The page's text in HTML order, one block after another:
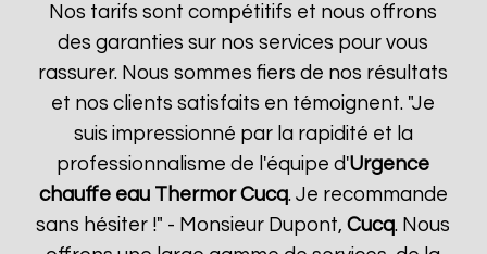
Nos tarifs sont compétitifs et nous offrons
des garanties sur nos services pour vous
rassurer. Nous sommes fiers de nos résultats
et nos clients satisfaits en témoignent. "Je
suis impressionné par la rapidité et la
professionnalisme de l'équipe d'Urgence
chauffe eau Thermor Cucq. Je recommande
sans hésiter !" - Monsieur Dupont,Cucq. Nous